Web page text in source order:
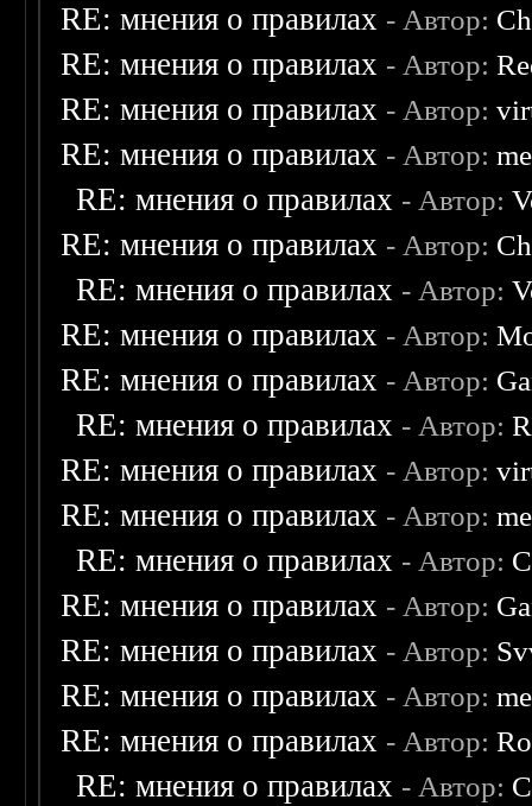
RE: мнения о правилах - Автор:
RE: мнения о правилах - Автор:
RE: мнения о правилах - Автор:
RE: мнения о правилах - Автор:
RE: мнения о правилах - Автор:
RE: мнения о правилах - Автор:
RE: мнения о правилах - Автор:
RE: мнения о правилах - Автор:
RE: мнения о правилах - Автор:
RE: мнения о правилах - Автор:
RE: мнения о правилах - Автор:
RE: мнения о правилах - Автор:
RE: мнения о правилах - Автор:
RE: мнения о правилах - Автор:
RE: мнения о правилах - Автор:
RE: мнения о правилах - Автор:
RE: мнения о правилах - Автор:
RE: мнения о правилах - Автор: